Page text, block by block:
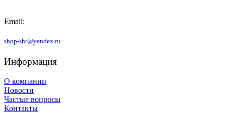
Email:
shop-sht@yandex.ru
Информация
О компании
Новости
Частые вопросы
Контакты